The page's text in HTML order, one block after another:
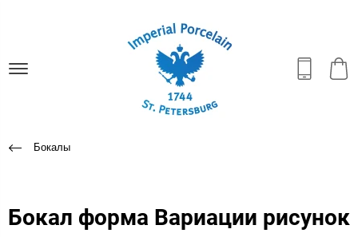
Бокалы
Бокал форма Вариации рисунок